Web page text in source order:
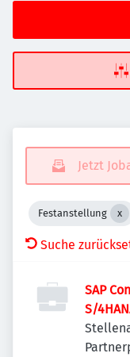
Jetzt
Festanstellung
Suche
SAP
S/